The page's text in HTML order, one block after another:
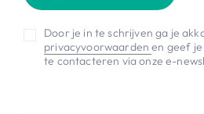
Door je in te schrijven ga je
privacyvoorwaardenen geef
te contacteren via onze e-